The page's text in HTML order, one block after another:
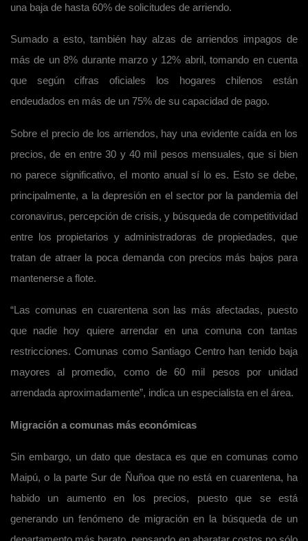
una baja de hasta 60% de solicitudes de arriendo.
Sumado a esto, también hay alzas de arriendos impagos de
más de un 8% durante marzo y 12% abril, tomando en cuenta
que según cifras oficiales los hogares chilenos están
endeudados en más de un 75% de su capacidad de pago.
Sobre el precio de los arriendos, hay una evidente caída en los
precios, de en entre 30 y 40 mil pesos mensuales, que si bien
no parece significativo, el monto anual sí lo es. Esto se debe,
principalmente, a la depresión en el sector por la pandemia del
coronavirus, percepción de crisis, y búsqueda de competitividad
entre los propietarios y administradoras de propiedades, que
tratan de atraer la poca demanda con precios más bajos para
mantenerse a flote.
“Las comunas en cuarentena son las más afectadas, puesto
que nadie hoy quiere arrendar en una comuna con tantas
restricciones. Comunas como Santiago Centro han tenido baja
mayores al promedio, como de 60 mil pesos por unidad
arrendada aproximadamente”, indica un especialista en el área.
Migración a comunas más económicas
Sin embargo, un dato que destaca es que en comunas como
Maipú, o la parte Sur de Ñuñoa que no está en cuarentena, ha
habido un aumento en los precios, puesto que se está
generando un fenómeno de migración en la búsqueda de un